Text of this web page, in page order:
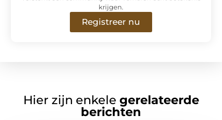
krijgen.
Registreer nu
Hier zijn enkele gerelateerde
berichten